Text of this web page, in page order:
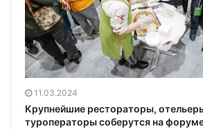
11.03.2024
Крупнейшие рестораторы,
туроператоры соберутся на